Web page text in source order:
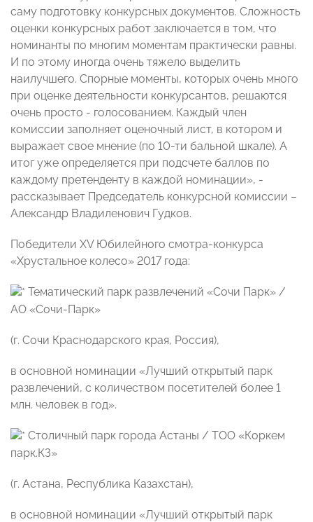
саму подготовку конкурсных документов. Сложность
оценки конкурсных работ заключается в том, что
номинанты по многим моментам практически равны.
И по этому иногда очень тяжело выделить
наилучшего. Спорные моменты, которых очень много
при оценке деятельности конкурсантов, решаются
очень просто - голосованием. Каждый член
комиссии заполняет оценочный лист, в котором и
выражает свое мнение (по 10-ти бальной шкале). А
итог уже определяется при подсчете баллов по
каждому претенденту в каждой номинации», -
рассказывает Председатель конкурсной комиссии –
Александр Владиленович Гудков.
Победители XV Юбилейного смотра-конкурса
«Хрустальное колесо» 2017 года:
Тематический парк развлечений «Сочи Парк» /
АО «Сочи-Парк»
(г. Сочи Краснодарского края, Россия),
в основной номинации «Лучший открытый парк
развлечений, с количеством посетителей более 1
млн. человек в год».
Столичный парк города Астаны / ТОО «Коркем
парк.КЗ»
(г. Астана, Республика Казахстан),
в основной номинации «Лучший открытый парк